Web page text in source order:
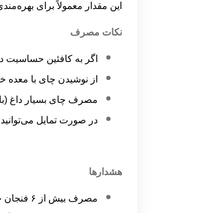
این مقدار معمولاً برای
نکات مصرف
اگر به کافئین حساسیت
از نوشیدن چای با
مصرف چای بسیار داغ (با
در صورت تمایل
هشدارها
مصرف بیش از ۶